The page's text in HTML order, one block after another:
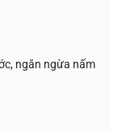
ngăn ngừa nấm